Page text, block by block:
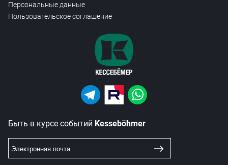
Персональные данные
Пользовательское соглашение
Быть в курсе событий Kesseböhmer